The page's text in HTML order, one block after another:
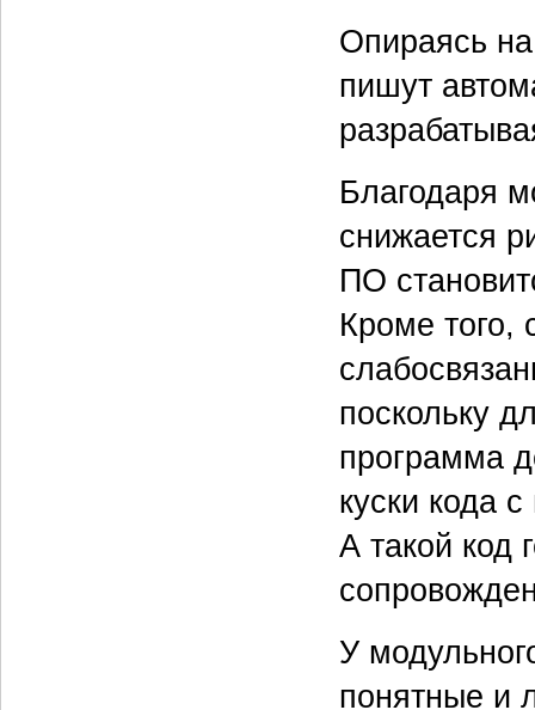
Опираясь
пишут
Благодаря
снижается
ПО
Кроме того,
поскольку
программа
куски кода
А такой код
У
понятные и